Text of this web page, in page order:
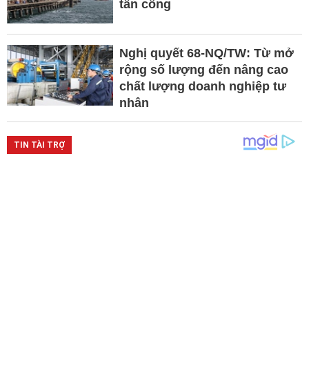
tấn công
Nghị quyết 68-NQ/TW: Từ mở
rộng số lượng đến nâng cao
chất lượng doanh nghiệp tư
nhân